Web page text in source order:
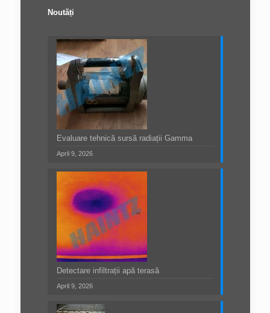
Noutăți
Evaluare tehnică sursă radiații Gamma
April 9, 2026
Detectare infiltrații apă terasă
April 9, 2026